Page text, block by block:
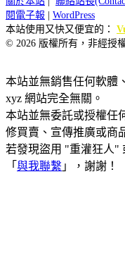
閱電子報
WordPress
本站使用又快又便宜的：
© 2026 版權所有，非經授
本站並無銷售任何軟體
xyz 網站完全無關。
本站並無委託或授權任
修買賣、宣傳推廣或商
若發現盜用 "重灌狂人"
「 與我聯繫 」，謝謝！